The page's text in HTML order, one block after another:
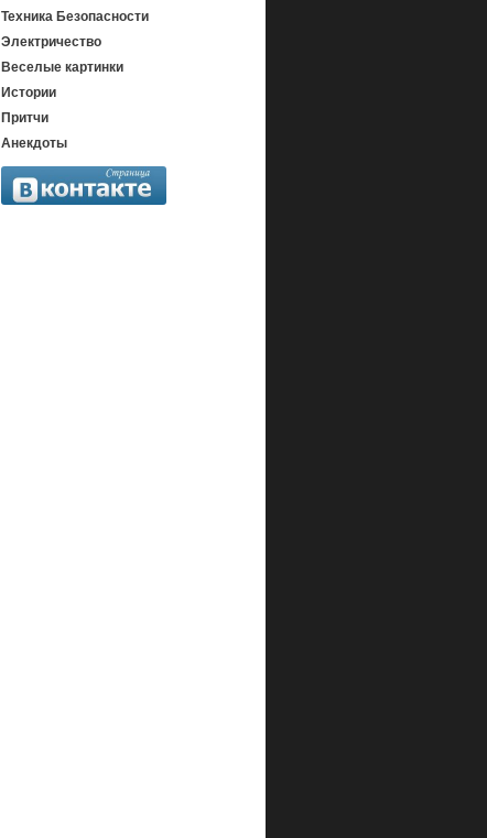
Техника Безопасности
Электричество
Веселые картинки
Истории
Притчи
Анекдоты